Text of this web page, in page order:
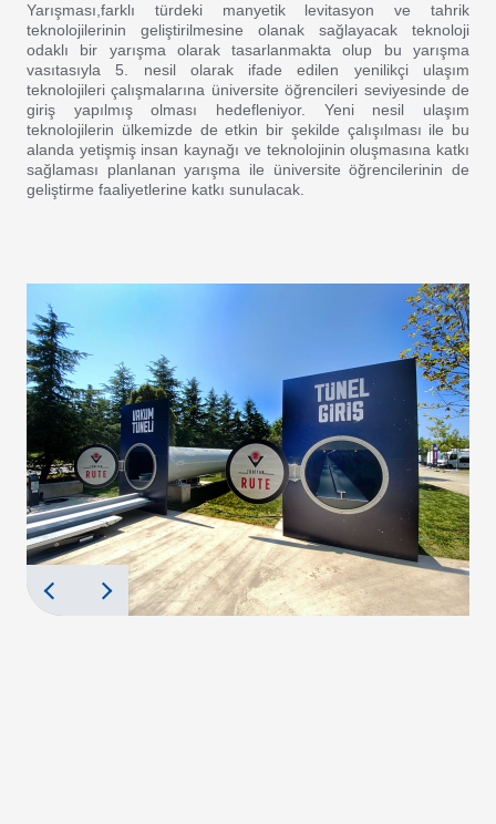
Yarışması,farklı türdeki manyetik levitasyon ve tahrik
teknolojilerinin geliştirilmesine olanak sağlayacak teknoloji
odaklı bir yarışma olarak tasarlanmakta olup bu yarışma
vasıtasıyla 5. nesil olarak ifade edilen yenilikçi ulaşım
teknolojileri çalışmalarına üniversite öğrencileri seviyesinde de
giriş yapılmış olması hedefleniyor. Yeni nesil ulaşım
teknolojilerin ülkemizde de etkin bir şekilde çalışılması ile bu
alanda yetişmiş insan kaynağı ve teknolojinin oluşmasına katkı
sağlaması planlanan yarışma ile üniversite öğrencilerinin de
geliştirme faaliyetlerine katkı sunulacak.